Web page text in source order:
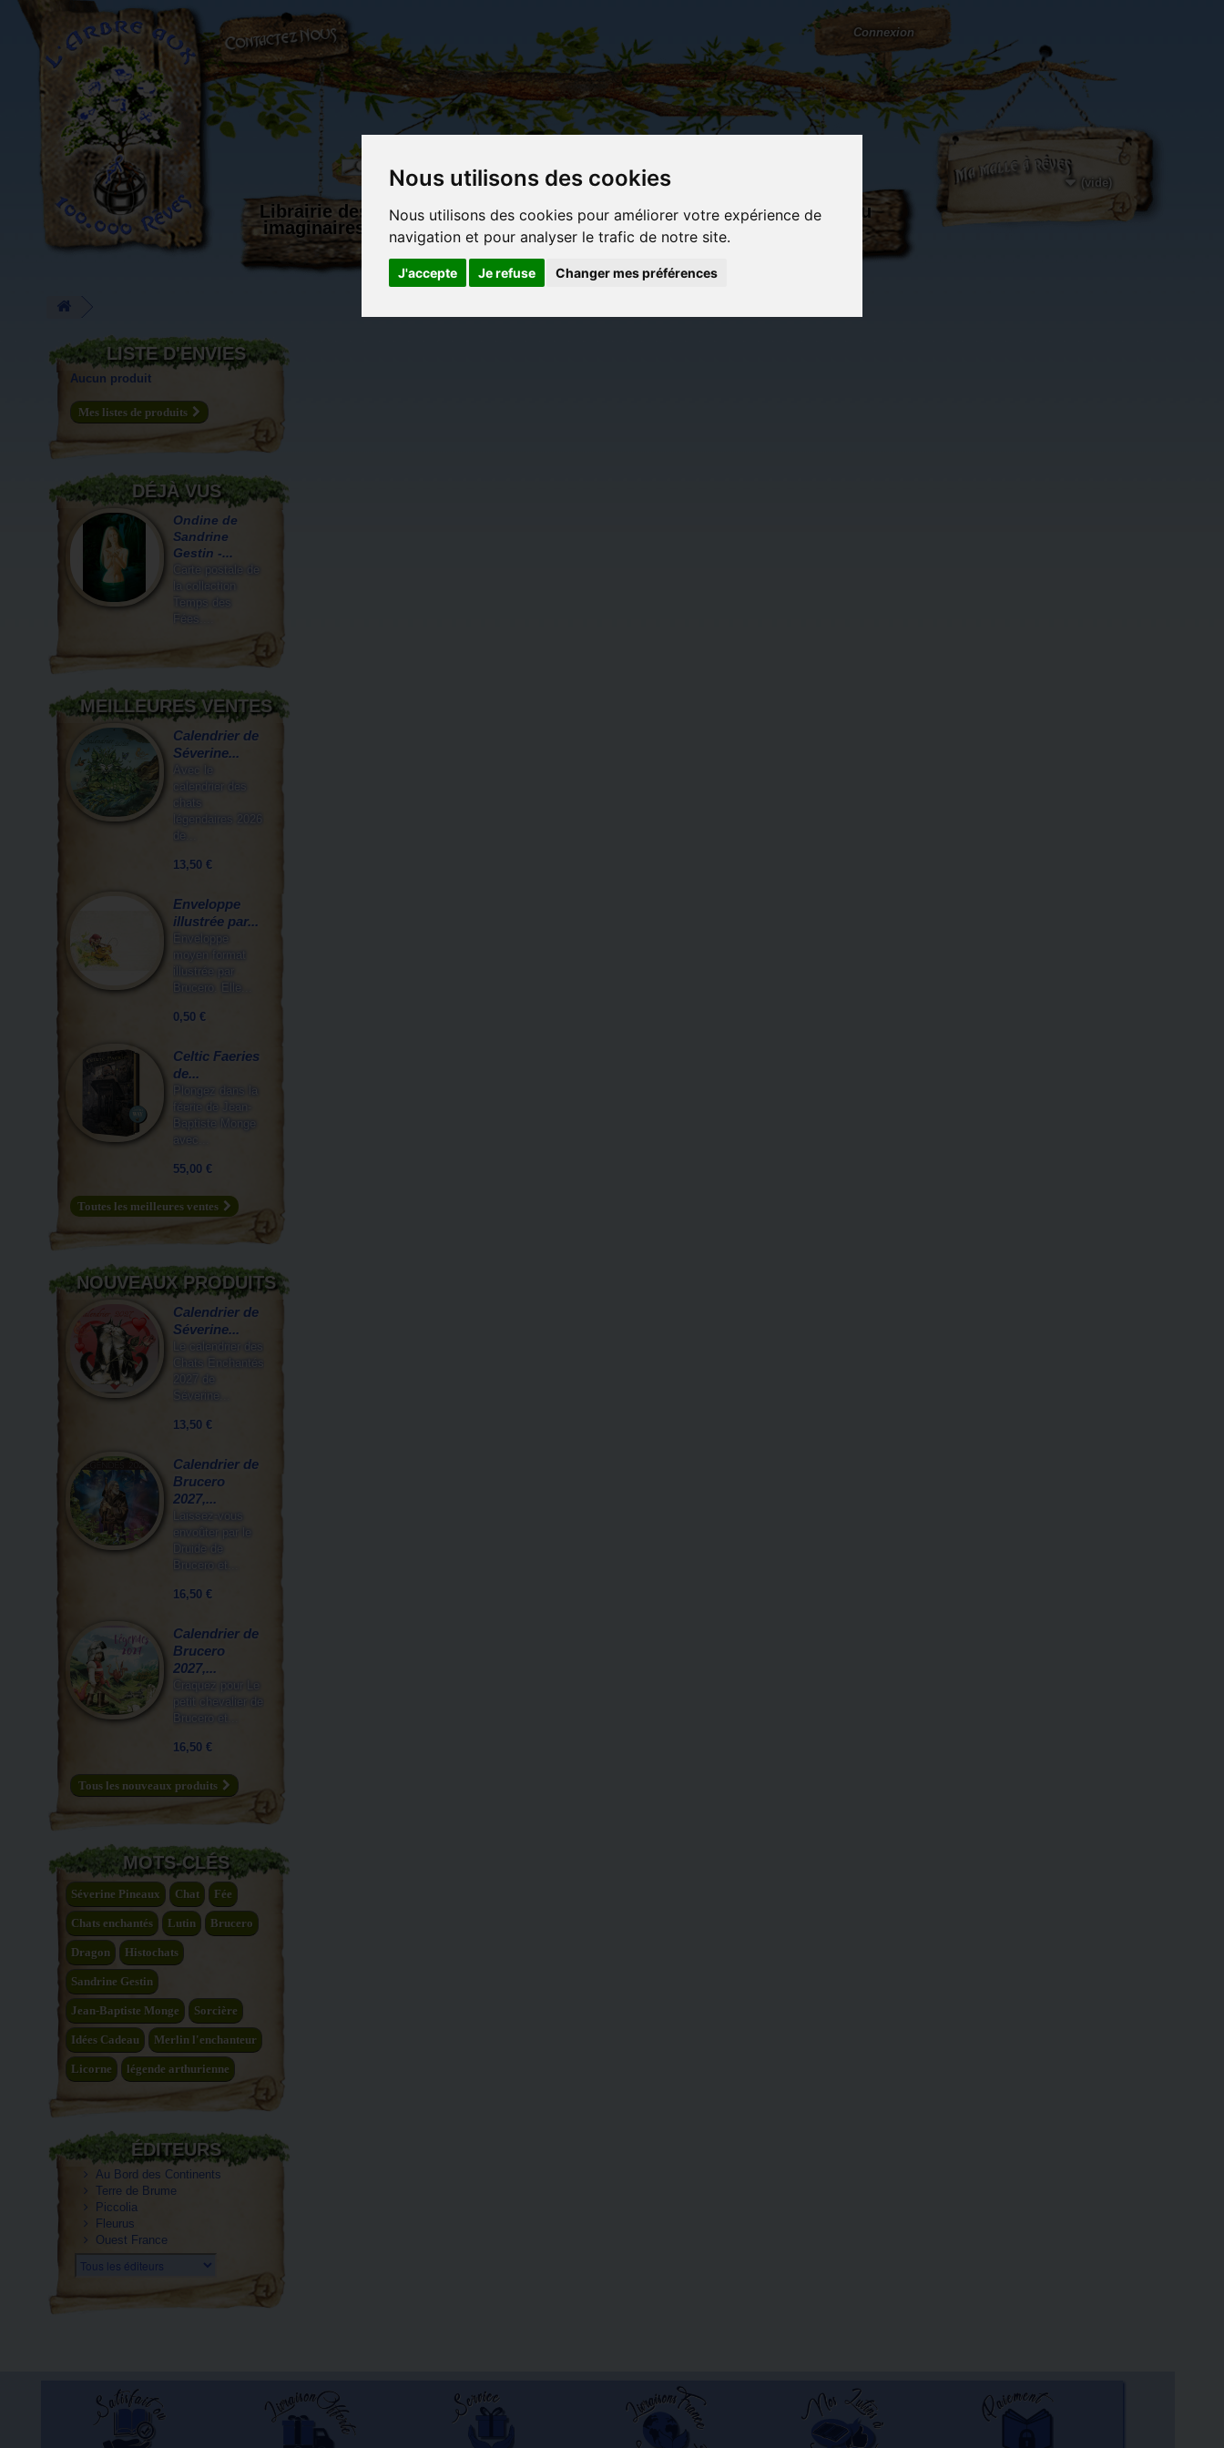
Nous utilisons des cookies
Nous utilisons des cookies pour améliorer votre expérience de
navigation et pour analyser le trafic de notre site.
J'accepte Je refuse Changer mes préférences
L'Arbre aux 100.000 Rêves
Connexion
(vide)
Librairie des
imaginaires
Carterie
papeterie
originale
Activités
manuelles,
détente et
Objets déco et
cadeaux
originaux
Du côté du
blog...
LISTE D'ENVIES
Aucun produit
Mes listes de produits
DÉJÀ VUS
Ondine de
Sandrine
Gestin -...
Carte postale de
la collection
Temps des
Fées....
MEILLEURES VENTES
Calendrier de
Séverine...
Avec le
calendrier des
chats
légendaires 2026
de...
13,50 €
Enveloppe
illustrée par...
Enveloppe
moyen format
illustrée par
Brucero. Elle...
0,50 €
Celtic Faeries
de...
Plongez dans la
féerie de Jean-
Baptiste Monge
avec...
55,00 €
Toutes les meilleures ventes
NOUVEAUX PRODUITS
Calendrier de
Séverine...
Le calendrier des
Chats Enchantés
2027 de
Séverine...
13,50 €
Calendrier de
Brucero
2027,...
Laissez-vous
envoûter par le
Druide de
Brucero et...
16,50 €
Calendrier de
Brucero
2027,...
Craquez pour Le
petit chevalier de
Brucero et...
16,50 €
Tous les nouveaux produits
MOTS-CLÉS
Séverine Pineaux Chat Fée
Chats enchantés Lutin Brucero
Dragon Histochats
Sandrine Gestin
Jean-Baptiste Monge Sorcière
Idées Cadeau Merlin l'enchanteur
Licorne légende arthurienne
ÉDITEURS
Au Bord des Continents
Terre de Brume
Piccolia
Fleurus
Ouest France
Tous les éditeurs